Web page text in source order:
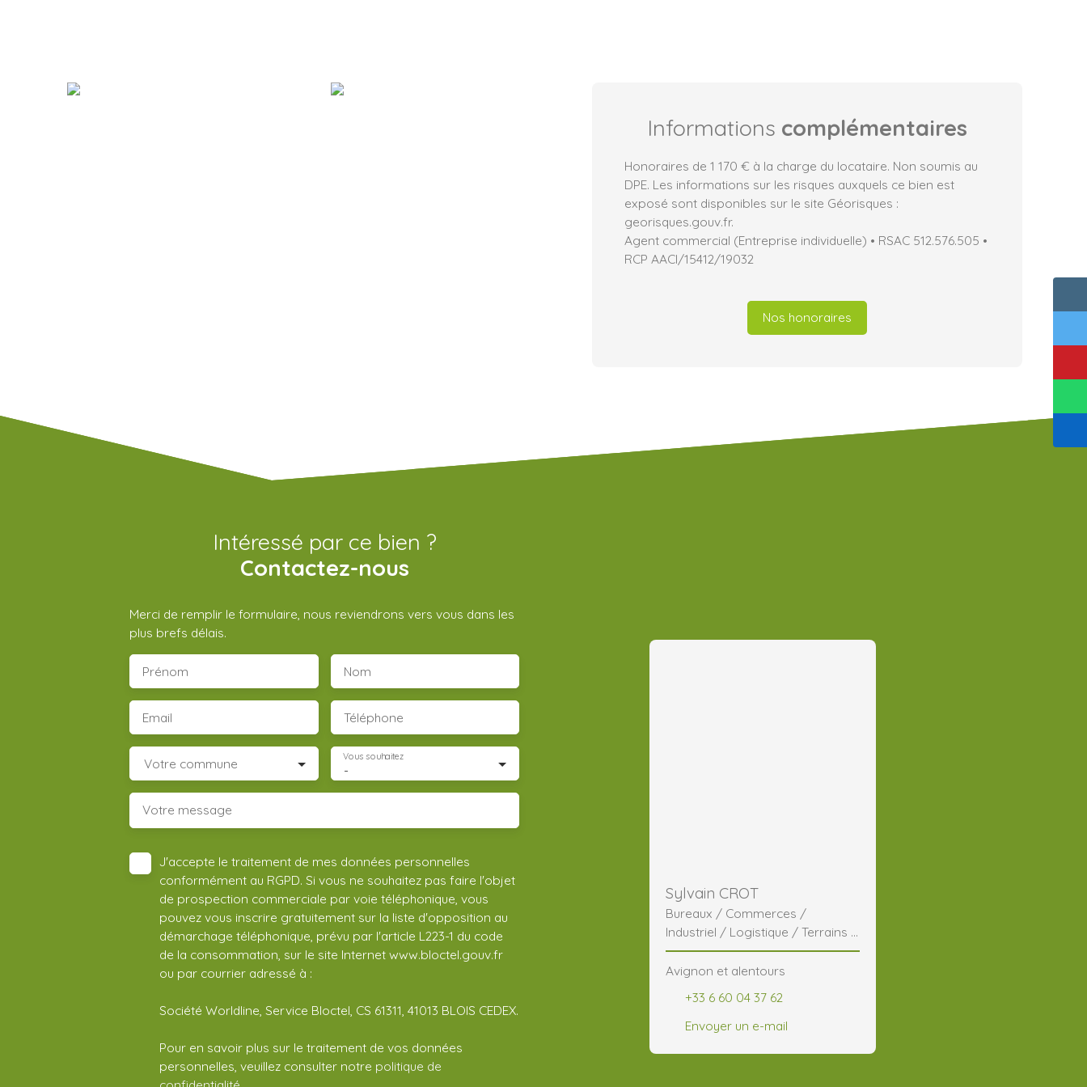
Informations complémentaires
Honoraires de 1 170 € à la charge du locataire. Non soumis au
DPE. Les informations sur les risques auxquels ce bien est
exposé sont disponibles sur le site Géorisques :
georisques.gouv.fr.
Agent commercial (Entreprise individuelle) • RSAC 512.576.505 •
RCP AACI/15412/19032
Nos honoraires
Intéressé par ce bien ?
Contactez-nous
Merci de remplir le formulaire, nous reviendrons vers vous dans les
plus brefs délais.
Prénom Nom
Email Téléphone
Votre commune -
Vous souhaitez
Votre message
J'accepte le traitement de mes données personnelles
conformément au RGPD. Si vous ne souhaitez pas faire l'objet
de prospection commerciale par voie téléphonique, vous
pouvez vous inscrire gratuitement sur la liste d'opposition au
démarchage téléphonique, prévu par l'article L223-1 du code
de la consommation, sur le site Internet www.bloctel.gouv.fr
ou par courrier adressé à :
Société Worldline, Service Bloctel, CS 61311, 41013 BLOIS CEDEX.
Pour en savoir plus sur le traitement de vos données
personnelles, veuillez consulter notre politique de
Sylvain CROT
Bureaux / Commerces /
Industriel / Logistique / Terrains /
CHR
Avignon et alentours
+33 6 60 04 37 62
Envoyer un e-mail